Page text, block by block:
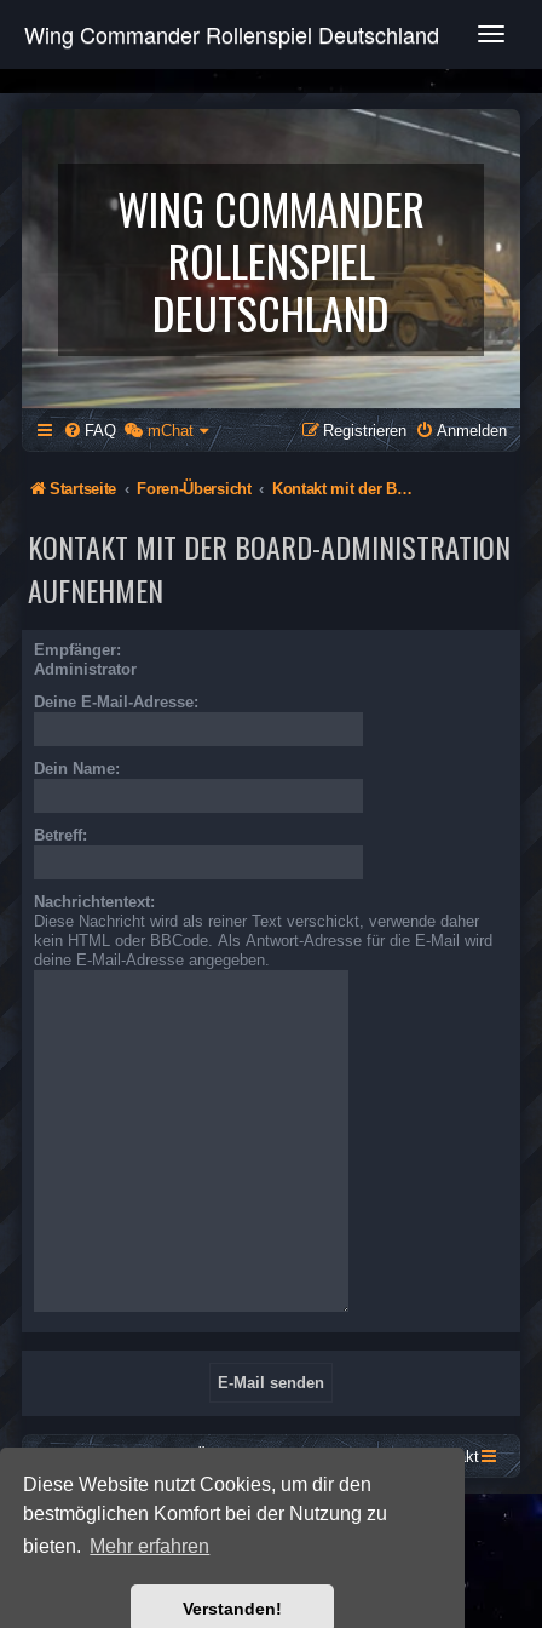
Diese Website nutzt Cookies, um dir den
bestmöglichen Komfort bei der Nutzung zu
bieten. Mehr erfahren
Verstanden!
T
g
e
v
g
a
t
i
o
n
Wing Commander Rollenspiel Deutschland
WING COMMANDER
ROLLENSPIEL
DEUTSCHLAND
FAQ mChat Anmelden
Registrieren
Startseite Foren-Übersicht Kontakt mit der Board-Administration aufnehmen
KONTAKT MIT DER BOARD-ADMINISTRATION
AUFNEHMEN
Empfänger:
Administrator
Deine E-Mail-Adresse:
Dein Name:
Betreff:
Nachrichtentext:
Diese Nachricht wird als reiner Text verschickt, verwende daher
kein HTML oder BBCode. Als Antwort-Adresse für die E-Mail wird
deine E-Mail-Adresse angegeben.
Kontakt
Premium phpBB Styles
Powered byphpBB® Forum Software © phpBB Limited
Deutsche Übersetzung durch